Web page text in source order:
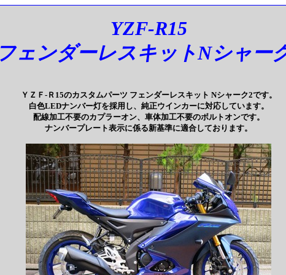
YZF-R15
フェンダーレスキットNシャー
ＹＺＦ-Ｒ15のカスタムパーツ フェンダーレスキット Nシャーク2です。
白色LEDナンバー灯を採用し、純正ウインカーに対応しています。
配線加工不要のカプラーオン、車体加工不要のボルトオンです。
ナンバープレート表示に係る新基準に適合しております。